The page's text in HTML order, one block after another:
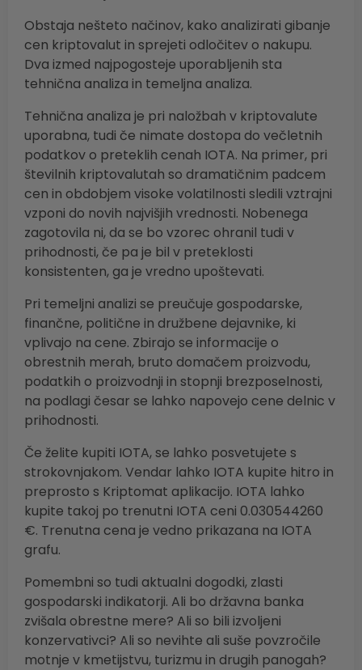
Obstaja nešteto načinov, kako analizirati gibanje
cen kriptovalut in sprejeti odločitev o nakupu.
Dva izmed najpogosteje uporabljenih sta
tehnična analiza in temeljna analiza.
Tehnična analiza je pri naložbah v kriptovalute
uporabna, tudi če nimate dostopa do večletnih
podatkov o preteklih cenah IOTA. Na primer, pri
številnih kriptovalutah so dramatičnim padcem
cen in obdobjem visoke volatilnosti sledili vztrajni
vzponi do novih najvišjih vrednosti. Nobenega
zagotovila ni, da se bo vzorec ohranil tudi v
prihodnosti, če pa je bil v preteklosti
konsistenten, ga je vredno upoštevati.
Pri temeljni analizi se preučuje gospodarske,
finančne, politične in družbene dejavnike, ki
vplivajo na cene. Zbirajo se informacije o
obrestnih merah, bruto domačem proizvodu,
podatkih o proizvodnji in stopnji brezposelnosti,
na podlagi česar se lahko napovejo cene delnic v
prihodnosti.
Če želite kupiti IOTA, se lahko posvetujete s
strokovnjakom. Vendar lahko IOTA kupite hitro in
preprosto s Kriptomat aplikacijo. IOTA lahko
kupite takoj po trenutni IOTA ceni 0.030544260
€. Trenutna cena je vedno prikazana na IOTA
grafu.
Pomembni so tudi aktualni dogodki, zlasti
gospodarski indikatorji. Ali bo državna banka
zvišala obrestne mere? Ali so bili izvoljeni
konzervativci? Ali so nevihte ali suše povzročile
motnje v kmetijstvu, turizmu in drugih panogah?